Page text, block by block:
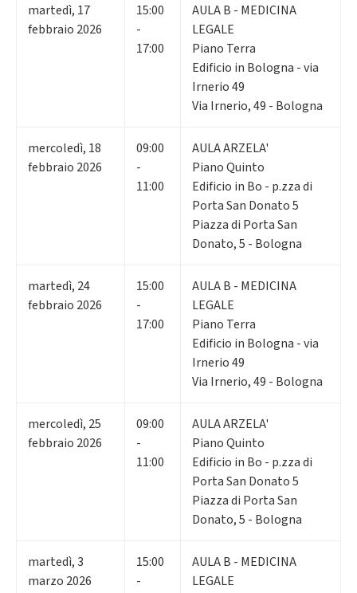
martedì, 17
febbraio 2026
15:00
-
17:00
AULA B - MEDICINA
LEGALE
Piano Terra
Edificio in Bologna - via
Irnerio 49
Via Irnerio, 49 - Bologna
mercoledì, 18
febbraio 2026
09:00
-
11:00
AULA ARZELA'
Piano Quinto
Edificio in Bo - p.zza di
Porta San Donato 5
Piazza di Porta San
Donato, 5 - Bologna
martedì, 24
febbraio 2026
15:00
-
17:00
AULA B - MEDICINA
LEGALE
Piano Terra
Edificio in Bologna - via
Irnerio 49
Via Irnerio, 49 - Bologna
mercoledì, 25
febbraio 2026
09:00
-
11:00
AULA ARZELA'
Piano Quinto
Edificio in Bo - p.zza di
Porta San Donato 5
Piazza di Porta San
Donato, 5 - Bologna
martedì,3
marzo 2026
15:00
-
AULA B - MEDICINA
LEGALE